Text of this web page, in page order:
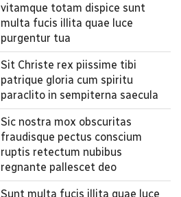
vitamque totam dispice sunt
multa fucis illita quae luce
purgentur tua
Sit Christe rex piissime tibi
patrique gloria cum spiritu
paraclito in sempiterna saecula
Sic nostra mox obscuritas
fraudisque pectus conscium
ruptis retectum nubibus
regnante pallescet deo
Sunt multa fucis illita quae luce